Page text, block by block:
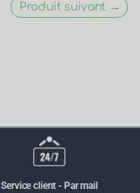
Produit suivant →
Service client - Par mail